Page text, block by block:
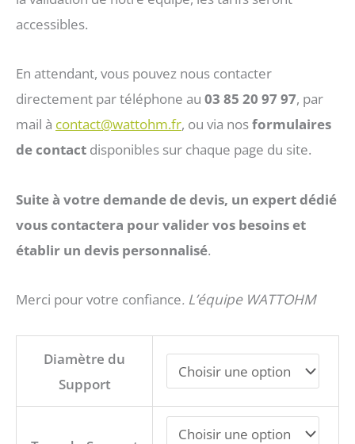
97 €
à
107 €
accessibles.
En attendant, vous pouvez nous contacter
directement par téléphone au 03 85 20 97 97, par
mail à contact@wattohm.fr, ou via nosformulaires
de contact disponibles sur chaque page du site.
Suite à votre demande de devis, un expert dédié
vous contactera pour valider vos besoins et
établir un devis personnalisé.
Merci pour votre confiance. L’équipe WATTOHM
Diamètre du
Support